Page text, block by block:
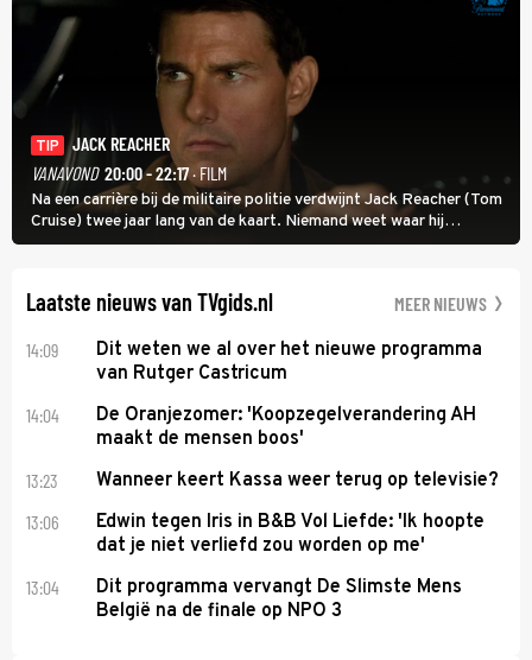
TIP
JACK REACHER
VANAVOND 20:00 - 22:17· FILM
Na een carrière bij de militaire politie verdwijnt Jack Reacher (Tom
Cruise) twee jaar lang van de kaart. Niemand weet waar hij
uithangt, totdat moordverdachte James Barr naar hem vraagt.
Laatste nieuws van TVgids.nl MEER NIEUWS
14:09
Dit weten we al over het nieuwe programma
van Rutger Castricum
14:04
De Oranjezomer: 'Koopzegelverandering AH
maakt de mensen boos'
13:23 Wanneer keert Kassa weer terug op televisie?
13:06
Edwin tegen Iris in B&B Vol Liefde: 'Ik hoopte
dat je niet verliefd zou worden op me'
13:04
Dit programma vervangt De Slimste Mens
België na de finale op NPO 3